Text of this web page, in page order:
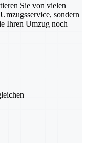
Sie von vielen
sondern
Ihren Umzug noch